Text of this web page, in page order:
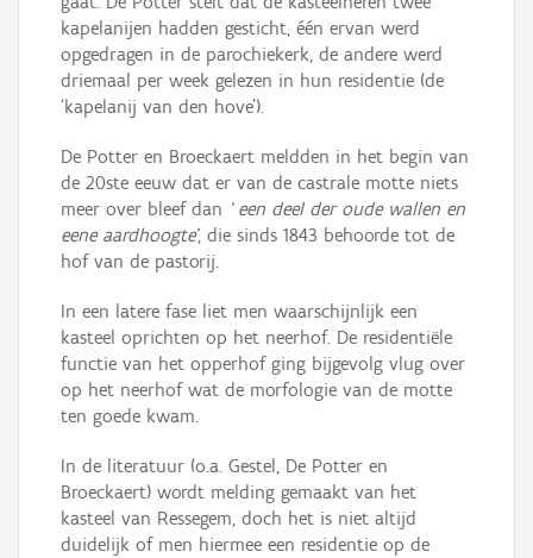
kapelanijen hadden gesticht, één ervan werd
opgedragen in de parochiekerk, de andere werd
driemaal per week gelezen in hun residentie (de
‘kapelanij van den hove’).
De Potter en Broeckaert meldden in het begin van
de 20ste eeuw dat er van de castrale motte niets
meer over bleef dan ‘ een deel der oude wallen en
eene aardhoogte’, die sinds 1843 behoorde tot de
hof van de pastorij.
In een latere fase liet men waarschijnlijk een
kasteel oprichten op het neerhof. De residentiële
functie van het opperhof ging bijgevolg vlug over
op het neerhof wat de morfologie van de motte
ten goede kwam.
In de literatuur (o.a. Gestel, De Potter en
Broeckaert) wordt melding gemaakt van het
kasteel van Ressegem, doch het is niet altijd
duidelijk of men hiermee een residentie op de